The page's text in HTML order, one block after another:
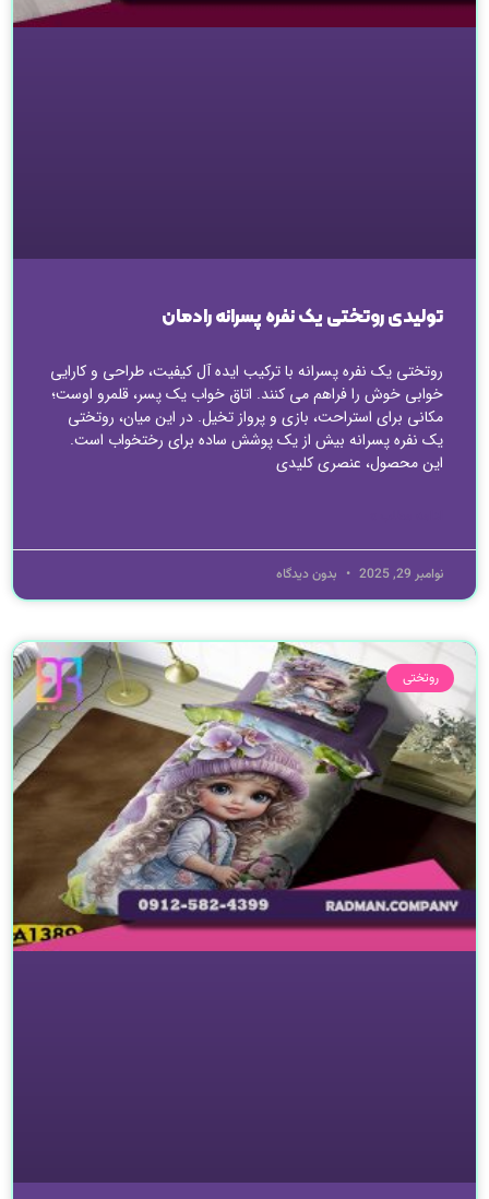
تولیدی روتختی یک نفره پسرانه رادمان
روتختی یک نفره پسرانه با ترکیب ایده آل کیفیت، طراحی و کارایی
خوابی خوش را فراهم می کنند. اتاق خواب یک پسر، قلمرو اوست؛
مکانی برای استراحت، بازی و پرواز تخیل. در این میان، روتختی
یک نفره پسرانه بیش از یک پوشش ساده برای رختخواب است.
این محصول، عنصری کلیدی
نوامبر 29, 2025 بدون دیدگاه
روتختی